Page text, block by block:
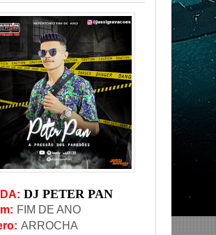
: DJ PETER PAN
FIM DE ANO
: ARROCHA